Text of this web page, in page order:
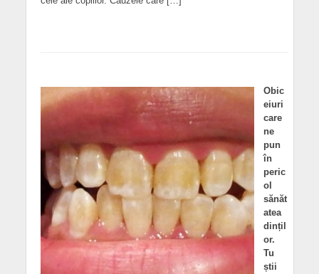
Obic
eiuri
care
ne
pun
în
peric
ol
sănăt
atea
dințil
or.
Tu
știi